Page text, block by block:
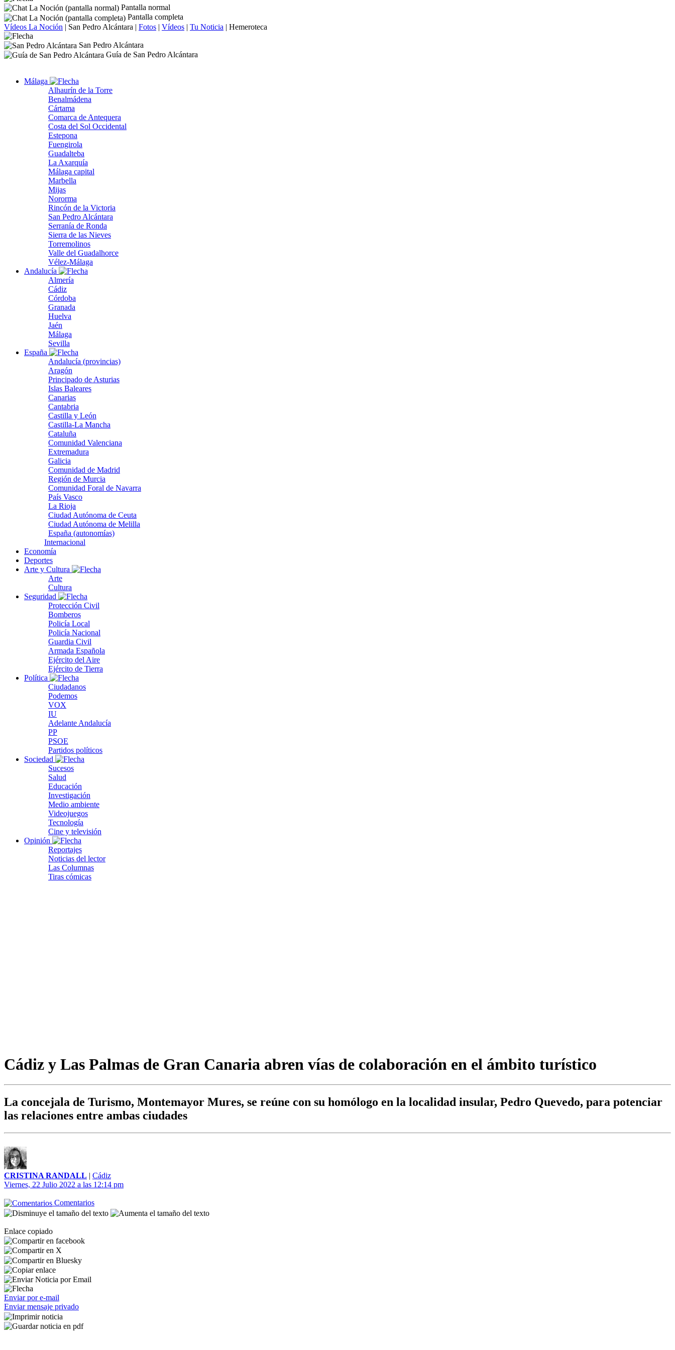
Pantalla normal
Pantalla completa
Vídeos La Noción | San Pedro Alcántara | Fotos | Vídeos | Tu Noticia | Hemeroteca
San Pedro Alcántara
Guía de San Pedro Alcántara
Málaga
Alhaurín de la Torre
Benalmádena
Cártama
Comarca de Antequera
Costa del Sol Occidental
Estepona
Fuengirola
Guadalteba
La Axarquía
Málaga capital
Marbella
Mijas
Nororma
Rincón de la Victoria
San Pedro Alcántara
Serranía de Ronda
Sierra de las Nieves
Torremolinos
Valle del Guadalhorce
Vélez-Málaga
Andalucía
Almería
Cádiz
Córdoba
Granada
Huelva
Jaén
Málaga
Sevilla
España
Andalucía (provincias)
Aragón
Principado de Asturias
Islas Baleares
Canarias
Cantabria
Castilla y León
Castilla-La Mancha
Cataluña
Comunidad Valenciana
Extremadura
Galicia
Comunidad de Madrid
Región de Murcia
Comunidad Foral de Navarra
País Vasco
La Rioja
Ciudad Autónoma de Ceuta
Ciudad Autónoma de Melilla
España (autonomías)
Internacional
Economía
Deportes
Arte y Cultura
Arte
Cultura
Seguridad
Protección Civil
Bomberos
Policía Local
Policía Nacional
Guardia Civil
Armada Española
Ejército del Aire
Ejército de Tierra
Política
Ciudadanos
Podemos
VOX
IU
Adelante Andalucía
PP
PSOE
Partidos políticos
Sociedad
Sucesos
Salud
Educación
Investigación
Medio ambiente
Videojuegos
Tecnología
Cine y televisión
Opinión
Reportajes
Noticias del lector
Las Columnas
Tiras cómicas
Cádiz y Las Palmas de Gran Canaria abren vías de colaboración en el ámbito turístico
La concejala de Turismo, Montemayor Mures, se reúne con su homólogo en la localidad insular, Pedro Quevedo, para potenciar
las relaciones entre ambas ciudades
CRISTINA RANDALL | Cádiz
Viernes, 22 Julio 2022 a las 12:14 pm
Comentarios
Enlace copiado
Enviar por e-mail
Enviar mensaje privado